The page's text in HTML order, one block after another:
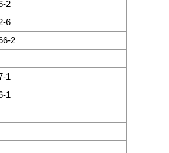
2
6
2
1
1